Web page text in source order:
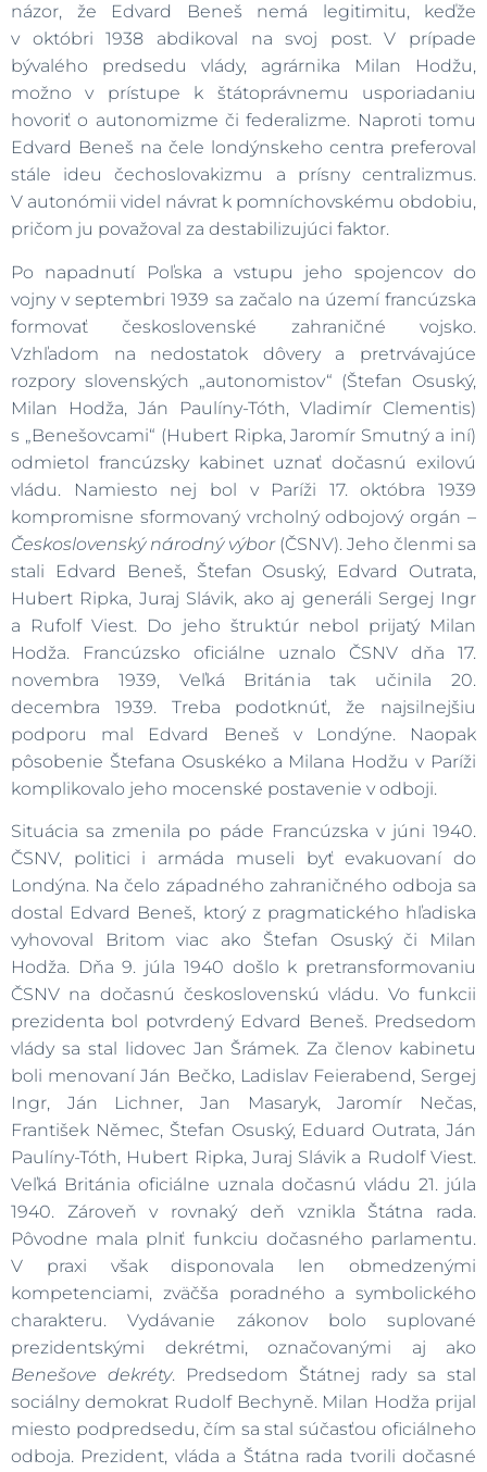
názor, že Edvard Beneš nemá legitimitu, keďže
v októbri 1938 abdikoval na svoj post. V prípade
bývalého predsedu vlády, agrárnika Milan Hodžu,
možno v prístupe k štátoprávnemu usporiadaniu
hovoriť o autonomizme či federalizme. Naproti tomu
Edvard Beneš na čele londýnskeho centra preferoval
stále ideu čechoslovakizmu a prísny centralizmus.
V autonómii videl návrat k pomníchovskému obdobiu,
pričom ju považoval za destabilizujúci faktor.
Po napadnutí Poľska a vstupu jeho spojencov do
vojny v septembri 1939 sa začalo na území francúzska
formovať československé zahraničné vojsko.
Vzhľadom na nedostatok dôvery a pretrvávajúce
rozpory slovenských „autonomistov“ (Štefan Osuský,
Milan Hodža, Ján Paulíny-Tóth, Vladimír Clementis)
s „Benešovcami“ (Hubert Ripka, Jaromír Smutný a iní)
odmietol francúzsky kabinet uznať dočasnú exilovú
vládu. Namiesto nej bol v Paríži 17. októbra 1939
kompromisne sformovaný vrcholný odbojový orgán –
Československý národný výbor(ČSNV). Jeho členmi sa
stali Edvard Beneš, Štefan Osuský, Edvard Outrata,
Hubert Ripka, Juraj Slávik, ako aj generáli Sergej Ingr
a Rufolf Viest. Do jeho štruktúr nebol prijatý Milan
Hodža. Francúzsko oficiálne uznalo ČSNV dňa 17.
novembra 1939, Veľká Británia tak učinila 20.
decembra 1939. Treba podotknúť, že najsilnejšiu
podporu mal Edvard Beneš v Londýne. Naopak
pôsobenie Štefana Osuskéko a Milana Hodžu v Paríži
komplikovalo jeho mocenské postavenie v odboji.
Situácia sa zmenila po páde Francúzska v júni 1940.
ČSNV, politici i armáda museli byť evakuovaní do
Londýna. Na čelo západného zahraničného odboja sa
dostal Edvard Beneš, ktorý z pragmatického hľadiska
vyhovoval Britom viac ako Štefan Osuský či Milan
Hodža. Dňa 9. júla 1940 došlo k pretransformovaniu
ČSNV na dočasnú československú vládu. Vo funkcii
prezidenta bol potvrdený Edvard Beneš. Predsedom
vlády sa stal lidovec Jan Šrámek. Za členov kabinetu
boli menovaní Ján Bečko, Ladislav Feierabend, Sergej
Ingr, Ján Lichner, Jan Masaryk, Jaromír Nečas,
František Němec, Štefan Osuský, Eduard Outrata, Ján
Paulíny-Tóth, Hubert Ripka, Juraj Slávik a Rudolf Viest.
Veľká Británia oficiálne uznala dočasnú vládu 21. júla
1940. Zároveň v rovnaký deň vznikla Štátna rada.
Pôvodne mala plniť funkciu dočasného parlamentu.
V praxi však disponovala len obmedzenými
kompetenciami, zväčša poradného a symbolického
charakteru. Vydávanie zákonov bolo suplované
prezidentskými dekrétmi, označovanými aj ako
Benešove dekréty. Predsedom Štátnej rady sa stal
sociálny demokrat Rudolf Bechyně. Milan Hodža prijal
miesto podpredsedu, čím sa stal súčasťou oficiálneho
odboja. Prezident, vláda a Štátna rada tvorili dočasné